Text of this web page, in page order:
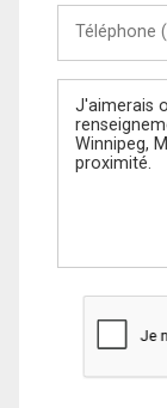
(Optionnel)
Message